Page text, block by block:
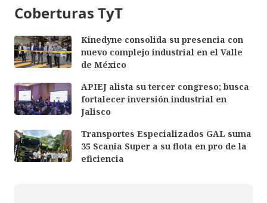
Coberturas TyT
Kinedyne consolida su presencia con
nuevo complejo industrial en el Valle
de México
APIEJ alista su tercer congreso; busca
fortalecer inversión industrial en
Jalisco
Transportes Especializados GAL suma
35 Scania Super a su flota en pro de la
eficiencia